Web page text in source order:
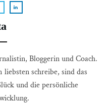
Bloggerin und Coach.
schreibe, sind das
und die persönliche